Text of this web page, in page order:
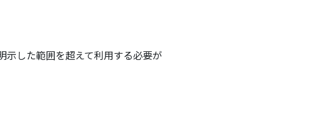
した範囲を超えて利用する必要が